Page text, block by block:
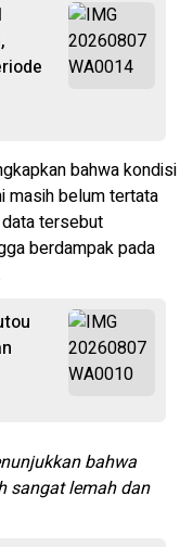
bahwa kondisi
masih belum tertata
tersebut
berdampak pada
bahwa
sangat lemah dan